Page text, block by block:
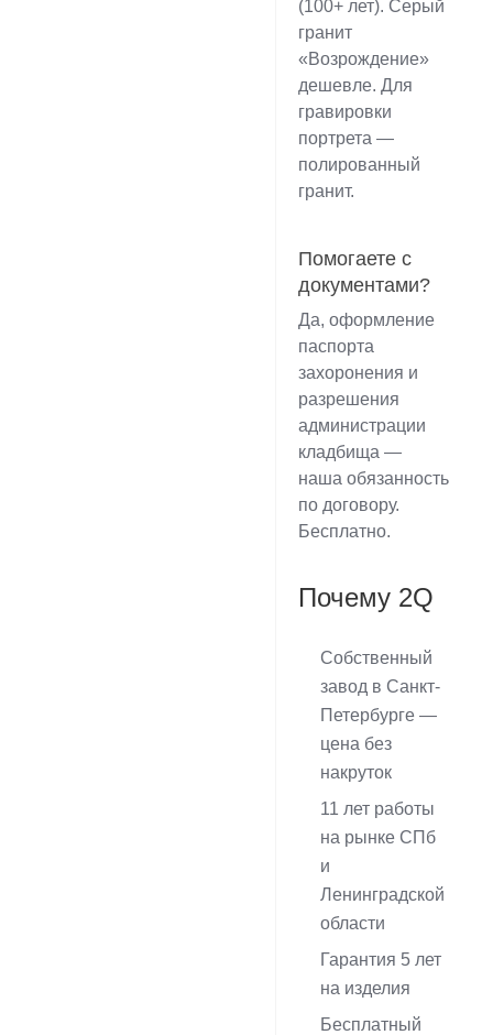
(100+ лет). Серый
гранит
«Возрождение»
дешевле. Для
гравировки
портрета —
полированный
гранит.
Помогаете с
документами?
Да, оформление
паспорта
захоронения и
разрешения
администрации
кладбища —
наша обязанность
по договору.
Бесплатно.
Почему 2Q
Собственный
завод в Санкт-
Петербурге —
цена без
накруток
11 лет работы
на рынке СПб
и
Ленинградской
области
Гарантия 5 лет
на изделия
Бесплатный